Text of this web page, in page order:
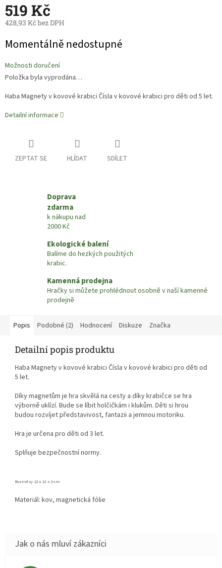
519 Kč
428,93 Kč bez DPH
cena:
Momentálně nedostupné
Možnosti doručení
Položka byla vyprodána…
Haba Magnety v kovové krabici Čísla v kovové krabici pro děti od 5 let.
Detailní informace
ZEPTAT SE HLÍDAT SDÍLET
Doprava
zdarma
k nákupu nad
2000 Kč
Ekologické balení
Balíme do hezkých použitých
krabic.
Kamenná prodejna
Hračky si můžete prohlédnout osobně v naší kamenné
prodejně
Popis Podobné (2) Hodnocení Diskuze Značka
Detailní popis produktu
Haba Magnety v kovové krabici Čísla v kovové krabici pro děti od
5 let.
Díky magnetům je hra skvělá na cesty a díky krabičce se hra
výborně uklízí. Bude se líbit holčičkám i klukům. Děti si hrou
budou rozvíjet představivost, fantazii a jemnou motoriku.
Hra je určena pro děti od 3 let.
Splňuje bezpečnostní normy.
Rozměry: 22 x 22 x 3 cm
Materiál: kov, magnetická fólie